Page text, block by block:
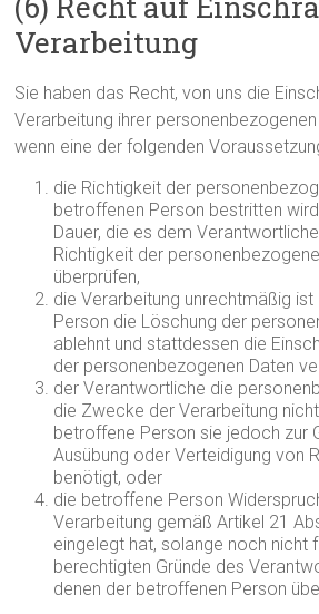
Verarbeitung
Sie haben das Recht, von uns die
Verarbeitung ihrer
wenn eine der folgenden
die Richtigkeit der
betroffenen Person bestritten
Dauer, die es dem
Richtigkeit der
überprüfen,
die Verarbeitung unrechtmäßig
Person die Löschung der
ablehnt und stattdessen die
der personenbezogenen Daten
der Verantwortliche die
die Zwecke der Verarbeitung
betroffene Person sie jedoch zur
Ausübung oder Verteidigung von
benötigt, oder
die betroffene Person
Verarbeitung gemäß Artikel 21
eingelegt hat, solange noch nicht
berechtigten Gründe des
denen der betroffenen Person